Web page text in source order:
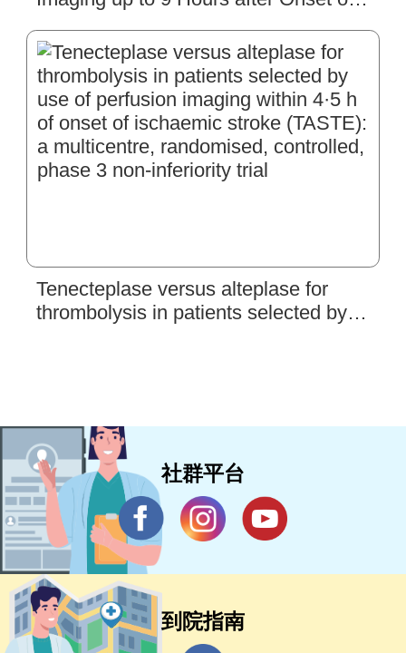
Tenecteplase versus alteplase for
thrombolysis in patients selected by
社群平台
到院指南